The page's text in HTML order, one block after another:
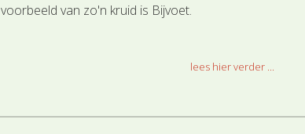
voorbeeld van zo'n kruid is Bijvoet.
lees hier verder ...